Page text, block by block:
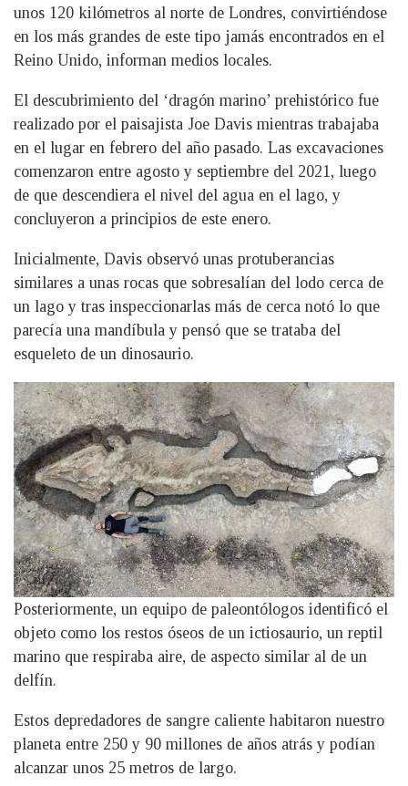
unos 120 kilómetros al norte de Londres, convirtiéndose
en los más grandes de este tipo jamás encontrados en el
Reino Unido, informan medios locales.
El descubrimiento del ‘dragón marino’ prehistórico fue
realizado por el paisajista Joe Davis mientras trabajaba
en el lugar en febrero del año pasado. Las excavaciones
comenzaron entre agosto y septiembre del 2021, luego
de que descendiera el nivel del agua en el lago, y
concluyeron a principios de este enero.
Inicialmente, Davis observó unas protuberancias
similares a unas rocas que sobresalían del lodo cerca de
un lago y tras inspeccionarlas más de cerca notó lo que
parecía una mandíbula y pensó que se trataba del
esqueleto de un dinosaurio.
Posteriormente, un equipo de paleontólogos identificó el
objeto como los restos óseos de un ictiosaurio, un reptil
marino que respiraba aire, de aspecto similar al de un
delfín.
Estos depredadores de sangre caliente habitaron nuestro
planeta entre 250 y 90 millones de años atrás y podían
alcanzar unos 25 metros de largo.